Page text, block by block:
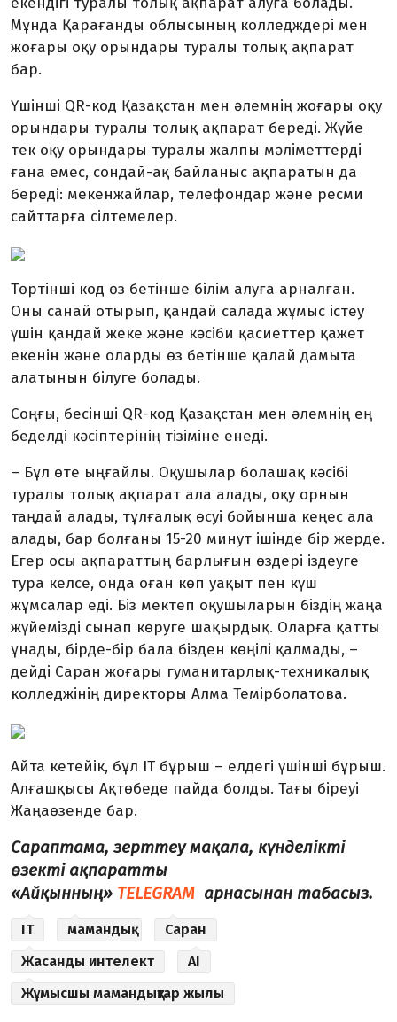
Мұнда Қарағанды облысының колледждері мен
жоғары оқу орындары туралы толық ақпарат
бар.
Үшінші QR-код Қазақстан мен әлемнің жоғары оқу
орындары туралы толық ақпарат береді. Жүйе
тек оқу орындары туралы жалпы мәліметтерді
ғана емес, сондай-ақ байланыс ақпаратын да
береді: мекенжайлар, телефондар және ресми
сайттарға сілтемелер.
Төртінші код өз бетінше білім алуға арналған.
Оны санай отырып, қандай салада жұмыс істеу
үшін қандай жеке және кәсіби қасиеттер қажет
екенін және оларды өз бетінше қалай дамыта
алатынын білуге болады.
Соңғы, бесінші QR-код Қазақстан мен әлемнің ең
беделді кәсіптерінің тізіміне енеді.
– Бұл өте ыңғайлы. Оқушылар болашақ кәсібі
туралы толық ақпарат ала алады, оқу орнын
таңдай алады, тұлғалық өсуі бойынша кеңес ала
алады, бар болғаны 15-20 минут ішінде бір жерде.
Егер осы ақпараттың барлығын өздері іздеуге
тура келсе, онда оған көп уақыт пен күш
жұмсалар еді. Біз мектеп оқушыларын біздің жаңа
жүйемізді сынап көруге шақырдық. Оларға қатты
ұнады, бірде-бір бала бізден көңілі қалмады, –
дейді Саран жоғары гуманитарлық-техникалық
колледжінің директоры Алма Темірболатова.
Айта кетейік, бұл ІТ бұрыш – елдегі үшінші бұрыш.
Алғашқысы Ақтөбеде пайда болды. Тағы біреуі
Жаңаөзенде бар.
Сараптама, зерттеу мақала, күнделікті
өзекті ақпаратты
«Айқынның» TELEGRAM арнасынан табасыз.
IT мамандық
Саран
Жасанды интелект
AI
Жұмысшы мамандықтар жылы